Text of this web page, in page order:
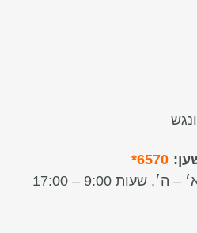
6570*
ה׳, שעות 9:00 – 17:00